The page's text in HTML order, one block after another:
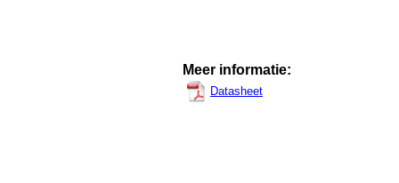
Meer informatie:
Datasheet